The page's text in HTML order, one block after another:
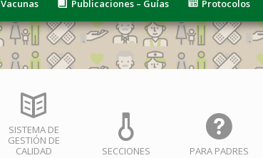
Vacunas Publicaciones – Guías Protocolos
SISTEMA DE
GESTIÓN DE
CALIDAD
SECCIONES PARA PADRES